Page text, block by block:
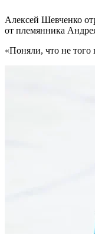
Алексей Шевченко
от племянника
«Поняли, что не того